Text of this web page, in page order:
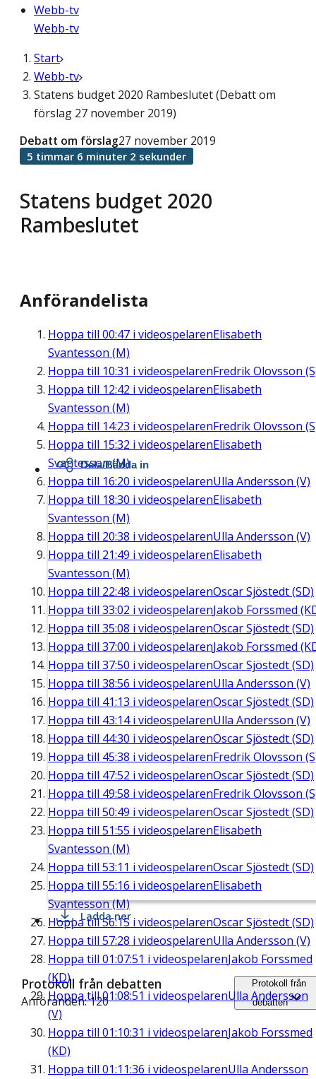
Webb-tv
Webb-tv
Start
Webb-tv
Statens budget 2020 Rambeslutet (Debatt om
förslag 27 november 2019)
Statens budget 2020
Rambeslutet
Debatt om förslag27 november 2019
5 timmar 6 minuter 2 sekunder
Anförandelista
Hoppa till 00:47 i videospelarenElisabeth
Svantesson (M)
Hoppa till 10:31 i videospelarenFredrik Olovsson
Hoppa till 12:42 i videospelarenElisabeth
Svantesson (M)
Hoppa till 14:23 i videospelarenFredrik Olovsson
Hoppa till 15:32 i videospelarenElisabeth
Svantesson (M)
Hoppa till 16:20 i videospelarenUlla Andersson (V)
Hoppa till 18:30 i videospelarenElisabeth
Svantesson (M)
Hoppa till 20:38 i videospelarenUlla Andersson (V)
Hoppa till 21:49 i videospelarenElisabeth
Svantesson (M)
Hoppa till 22:48 i videospelarenOscar Sjöstedt (SD)
Hoppa till 33:02 i videospelarenJakob Forssmed
Hoppa till 35:08 i videospelarenOscar Sjöstedt (SD)
Hoppa till 37:00 i videospelarenJakob Forssmed
Hoppa till 37:50 i videospelarenOscar Sjöstedt (SD)
Hoppa till 38:56 i videospelarenUlla Andersson (V)
Hoppa till 41:13 i videospelarenOscar Sjöstedt (SD)
Hoppa till 43:14i videospelarenUlla Andersson (V)
Hoppa till 44:30 i videospelarenOscar Sjöstedt (SD)
Hoppa till 45:38 i videospelarenFredrik Olovsson
Hoppa till 47:52 i videospelarenOscar Sjöstedt (SD)
Hoppa till 49:58 i videospelarenFredrik Olovsson
Hoppa till 50:49 i videospelarenOscar Sjöstedt (SD)
Hoppa till 51:55 i videospelarenElisabeth
Svantesson (M)
Hoppa till 53:11 i videospelarenOscar Sjöstedt (SD)
Hoppa till 55:16 i videospelarenElisabeth
Svantesson (M)
Hoppa till56:15 i videospelarenOscar Sjöstedt (SD)
Hoppa till 57:28 i videospelarenUlla Andersson (V)
Hoppa till 01:07:51 i videospelarenJakob Forssmed
(KD)
Hoppa till01:08:51 i videospelarenUlla Andersson
(V)
Hoppa till 01:10:31 i videospelarenJakob Forssmed
(KD)
Hoppa till 01:11:36 i videospelarenUlla Andersson
Dela/Bädda in
Ladda ner
Protokoll från debatten
Anföranden: 120
Protokoll från
debatten